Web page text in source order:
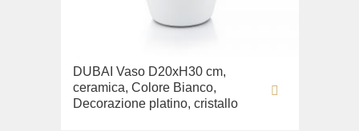
DUBAI Vaso D20хН30 cm,
ceramica, Colore Bianco,
Decorazione platino, cristallo